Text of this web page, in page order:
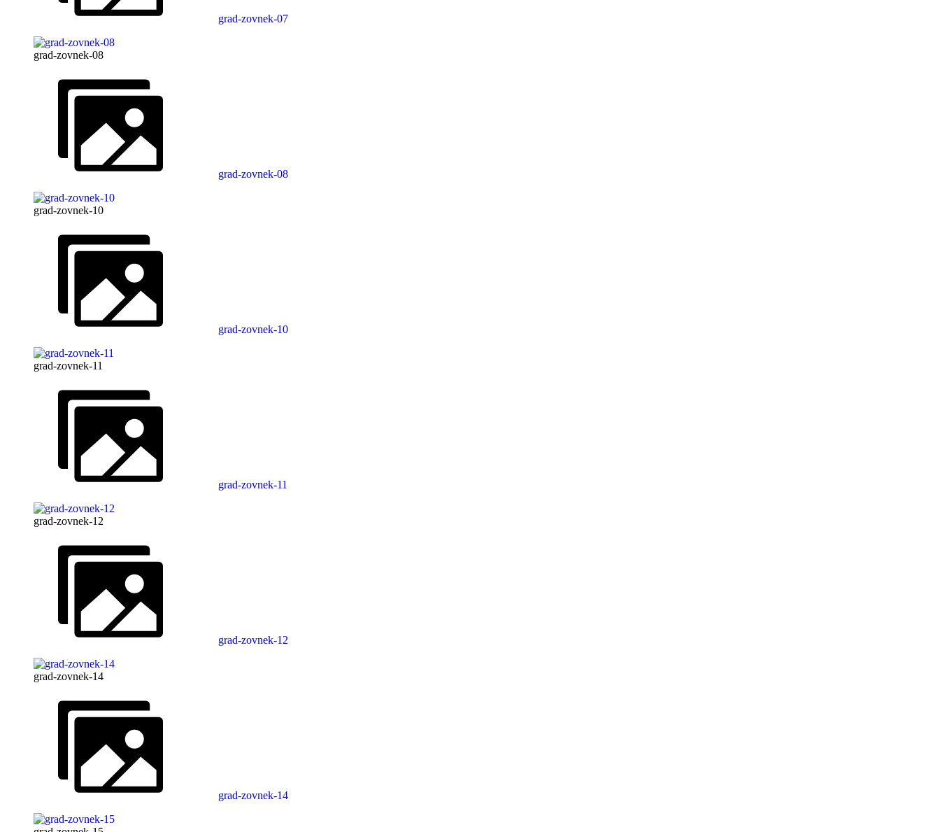
grad-zovnek-07
grad-zovnek-08
grad-zovnek-08
grad-zovnek-10
grad-zovnek-10
grad-zovnek-11
grad-zovnek-11
grad-zovnek-12
grad-zovnek-12
grad-zovnek-14
grad-zovnek-14